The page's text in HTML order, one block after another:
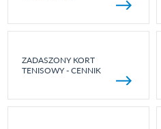
ZADASZONY KORT
TENISOWY - CENNIK